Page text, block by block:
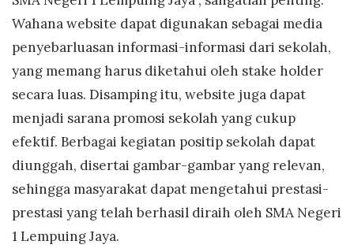
Wahana website dapat digunakan sebagai media
penyebarluasan informasi-informasi dari sekolah,
yang memang harus diketahui oleh stake holder
secara luas. Disamping itu, website juga dapat
menjadi sarana promosi sekolah yang cukup
efektif. Berbagai kegiatan positip sekolah dapat
diunggah, disertai gambar-gambar yang relevan,
sehingga masyarakat dapat mengetahui prestasi-
prestasi yang telah berhasil diraih oleh SMA Negeri
1 Lempuing Jaya.